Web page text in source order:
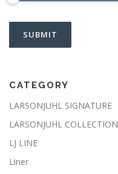
CATEGORY
LARSONJUHL SIGNATURE
LARSONJUHL COLLECTION
LJ LINE
Liner